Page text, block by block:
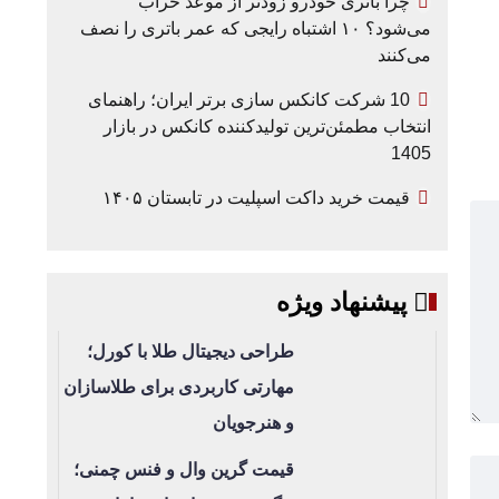
می‌شود؟ ۱۰ اشتباه رایجی که عمر باتری را نصف
می‌کنند
10 شرکت کانکس سازی برتر ایران؛ راهنمای
انتخاب مطمئن‌ترین تولیدکننده کانکس در بازار
1405
قیمت خرید داکت اسپلیت در تابستان ۱۴۰۵
پیشنهاد ویژه
طراحی دیجیتال طلا با کورل؛
مهارتی کاربردی برای طلاسازان
و هنرجویان
قیمت گرین وال و فنس چمنی؛